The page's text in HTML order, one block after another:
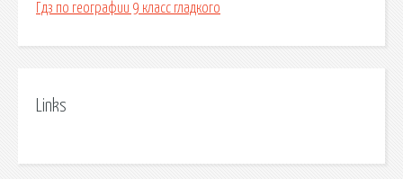
Гдз по географии 9 класс гладкого
Links